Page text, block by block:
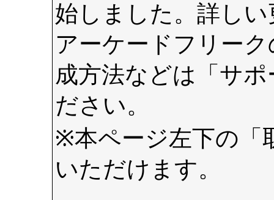
始しました。詳し
アーケードフリー
成方法などは 「サ
ださい。
※本ページ左下の
いただけます。